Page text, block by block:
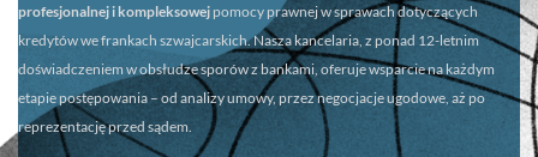
profesjonalnej i kompleksowej pomocy prawnej w sprawach dotyczących
kredytów we frankach szwajcarskich. Nasza kancelaria, z ponad 12-letnim
doświadczeniem w obsłudze sporów z bankami, oferuje wsparcie na każdym
etapie postępowania – od analizy umowy, przez negocjacje ugodowe, aż po
reprezentację przed sądem.